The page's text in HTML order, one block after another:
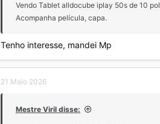
Vendo Tablet alldocube iplay 50s de 10
Acompanha película, capa.
Tenho interesse, mandei Mp
21 Maio 2026
Mestre Viril disse: